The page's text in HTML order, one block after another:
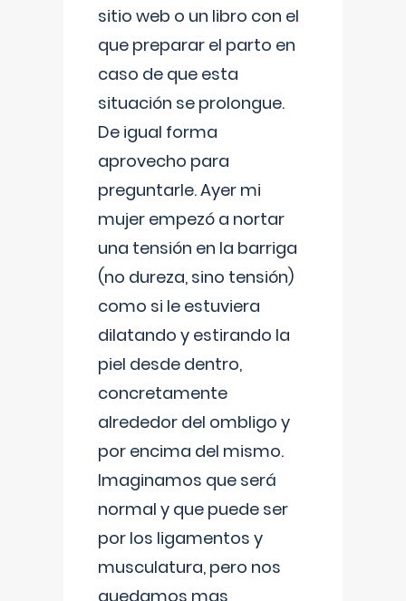
sitio web o un libro con el
que preparar el parto en
caso de que esta
situación se prolongue.
De igual forma
aprovecho para
preguntarle. Ayer mi
mujer empezó a nortar
una tensión en la barriga
(no dureza, sino tensión)
como si le estuviera
dilatando y estirando la
piel desde dentro,
concretamente
alrededor del ombligo y
por encima del mismo.
Imaginamos que será
normal y que puede ser
por los ligamentos y
musculatura, pero nos
quedamos mas